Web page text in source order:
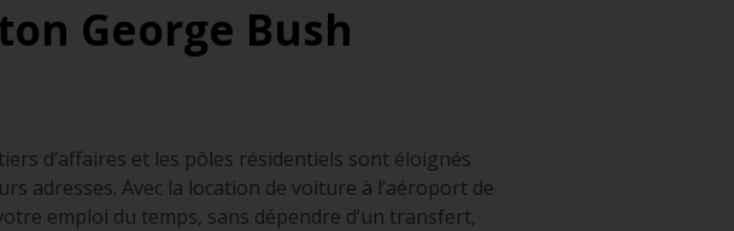
George Bush
d’affaires et les pôles résidentiels sont éloignés
adresses. Avec la location de voiture à l’aéroport de
emploi du temps, sans dépendre d’un transfert,